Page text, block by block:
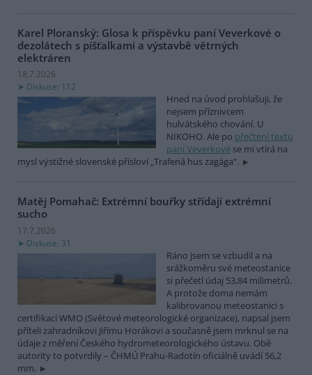
Karel Ploranský: Glosa k příspěvku paní Veverkové o
dezolátech s píšťalkami a výstavbě větrných
elektráren
18.7.2026
Diskuse: 112
Hned na úvod prohlašuji, že
nejsem příznivcem
hulvátského chování. U
NIKOHO. Ale po přečtení textu
paní Veverkové se mi vtírá na
mysl výstižné slovenské přísloví „Trafená hus zagága“.
Matěj Pomahač: Extrémní bouřky střídají extrémní
sucho
17.7.2026
Diskuse: 31
Ráno jsem se vzbudil a na
srážkoměru své meteostanice
si přečetl údaj 53,84 milimetrů.
A protože doma nemám
kalibrovanou meteostanici s
certifikací WMO (Světové meteorologické organizace), napsal jsem
příteli zahradníkovi Jiřímu Horákovi a současně jsem mrknul se na
údaje z měření Českého hydrometeorologického ústavu. Obě
autority to potvrdily – ČHMÚ Prahu-Radotín oficiálně uvádí 56,2
mm.